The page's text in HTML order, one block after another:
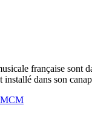
française
dans son
MCM